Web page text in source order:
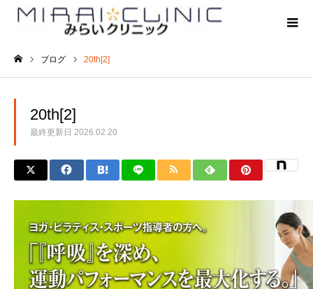
ブログ 20th[2]
20th[2]
最終更新日 2026.02.20